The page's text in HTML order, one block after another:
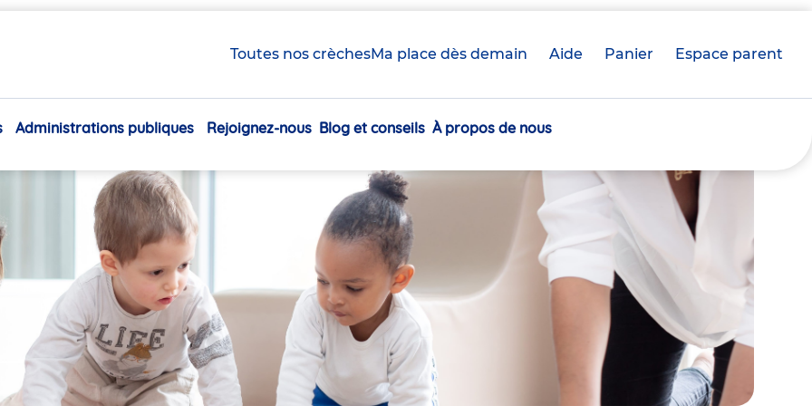
Toutes nos crèchesMa place dès demain Aide Panier crèche(s)
Espace parent
Navigation
Administrations publiques Rejoignez-nous Blog et conseils À propos de nous